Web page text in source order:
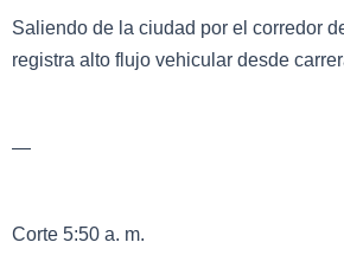
Saliendo de la ciudad por el corredor
registra alto flujo vehicular desde
—
Corte 5:50 a. m.